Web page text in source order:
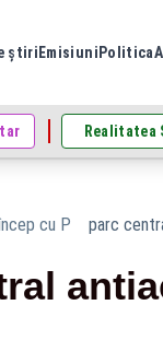
știri Emisiuni Politica
Realitatea
cu P parc